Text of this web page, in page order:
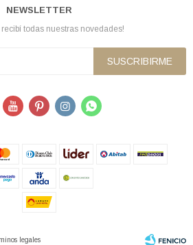
NEWSLETTER
recibí todas nuestras novedades!
SUSCRIBIRME
   
legales